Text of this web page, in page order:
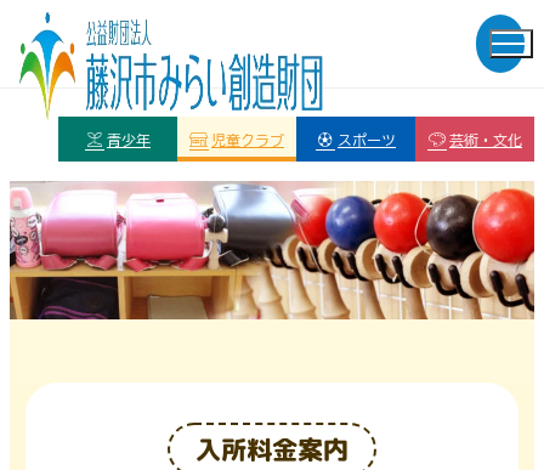
青少年 児童クラブ スポーツ 芸術・文化
入所料金案内